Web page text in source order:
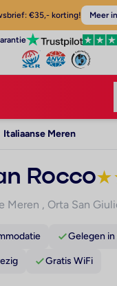
€35,- korting! Meer
Italiaanse Meren
Rocco★
Meren , Orta San
Gelegen in
Gratis WiFi